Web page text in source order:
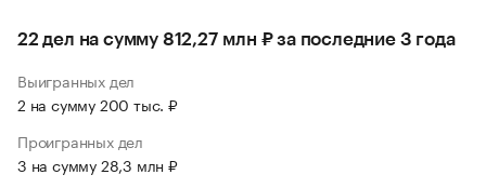
22 дел на сумму 812,27 млн ₽ за последние 3 года
Выигранных дел
2 на сумму 200 тыс. ₽
Проигранных дел
3 на сумму 28,3 млн ₽